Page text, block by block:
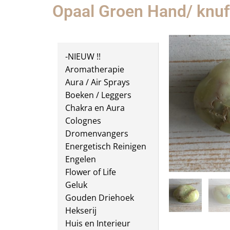
Opaal Groen Hand/
-NIEUW !!
Aromatherapie
Aura / Air Sprays
Boeken / Leggers
Chakra en Aura
Colognes
Dromenvangers
Energetisch Reinigen
Engelen
Flower of Life
Geluk
Gouden Driehoek
Hekserij
Huis en Interieur